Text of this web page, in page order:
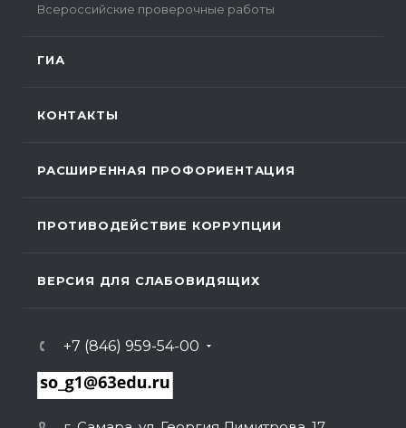
Всероссийские проверочные работы
ГИА
КОНТАКТЫ
РАСШИРЕННАЯ ПРОФОРИЕНТАЦИЯ
ПРОТИВОДЕЙСТВИЕ КОРРУПЦИИ
ВЕРСИЯ ДЛЯ СЛАБОВИДЯЩИХ
+7 (846) 959-54-00